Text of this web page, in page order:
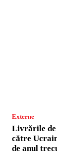
Externe
Livrările de
către
de anul